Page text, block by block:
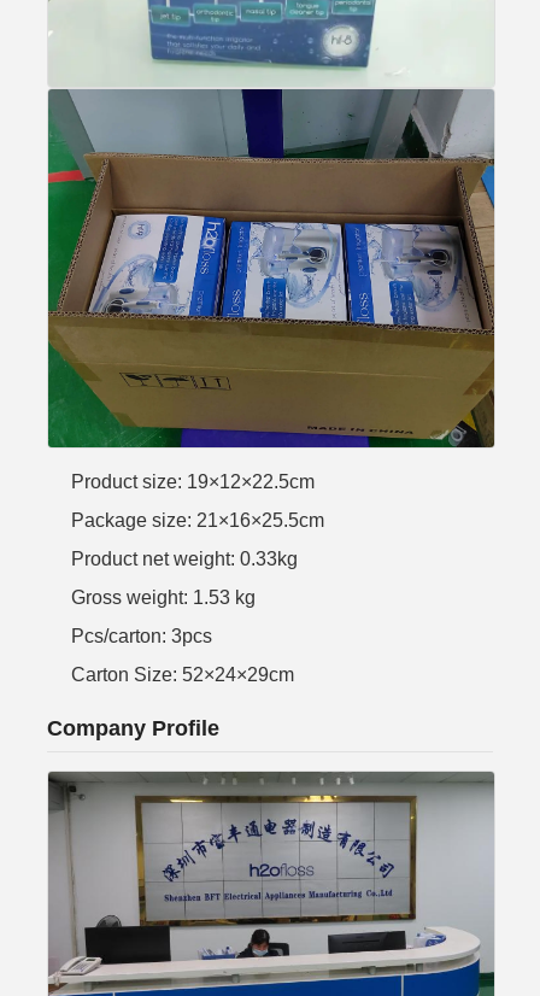
Product size: 19×12×22.5cm
Package size: 21×16×25.5cm
Product net weight: 0.33kg
Gross weight: 1.53 kg
Pcs/carton: 3pcs
Carton Size: 52×24×29cm
Company Profile